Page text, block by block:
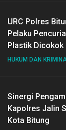
URC Polres
Pelaku
Plastik Dicokok
HUKUM DAN
Sinergi
Kapolres Jalin
Kota Bitung